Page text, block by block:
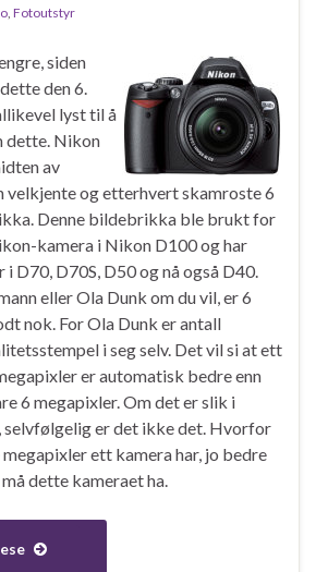
Fotoutstyr
siden
den 6.
lyst til å
dette. Nikon
av
velkjente og etterhvert skamroste 6
Denne bildebrikka ble brukt for
kamera i Nikon D100 og har
D70, D70S, D50 og nå også D40.
eller Ola Dunk om du vil, er 6
nok. For Ola Dunk er antall
i seg selv. Det vil si at ett
er automatisk bedre enn
6 megapixler. Om det er slik i
selvfølgelig er det ikke det. Hvorfor
ett kamera har, jo bedre
dette kameraet ha.